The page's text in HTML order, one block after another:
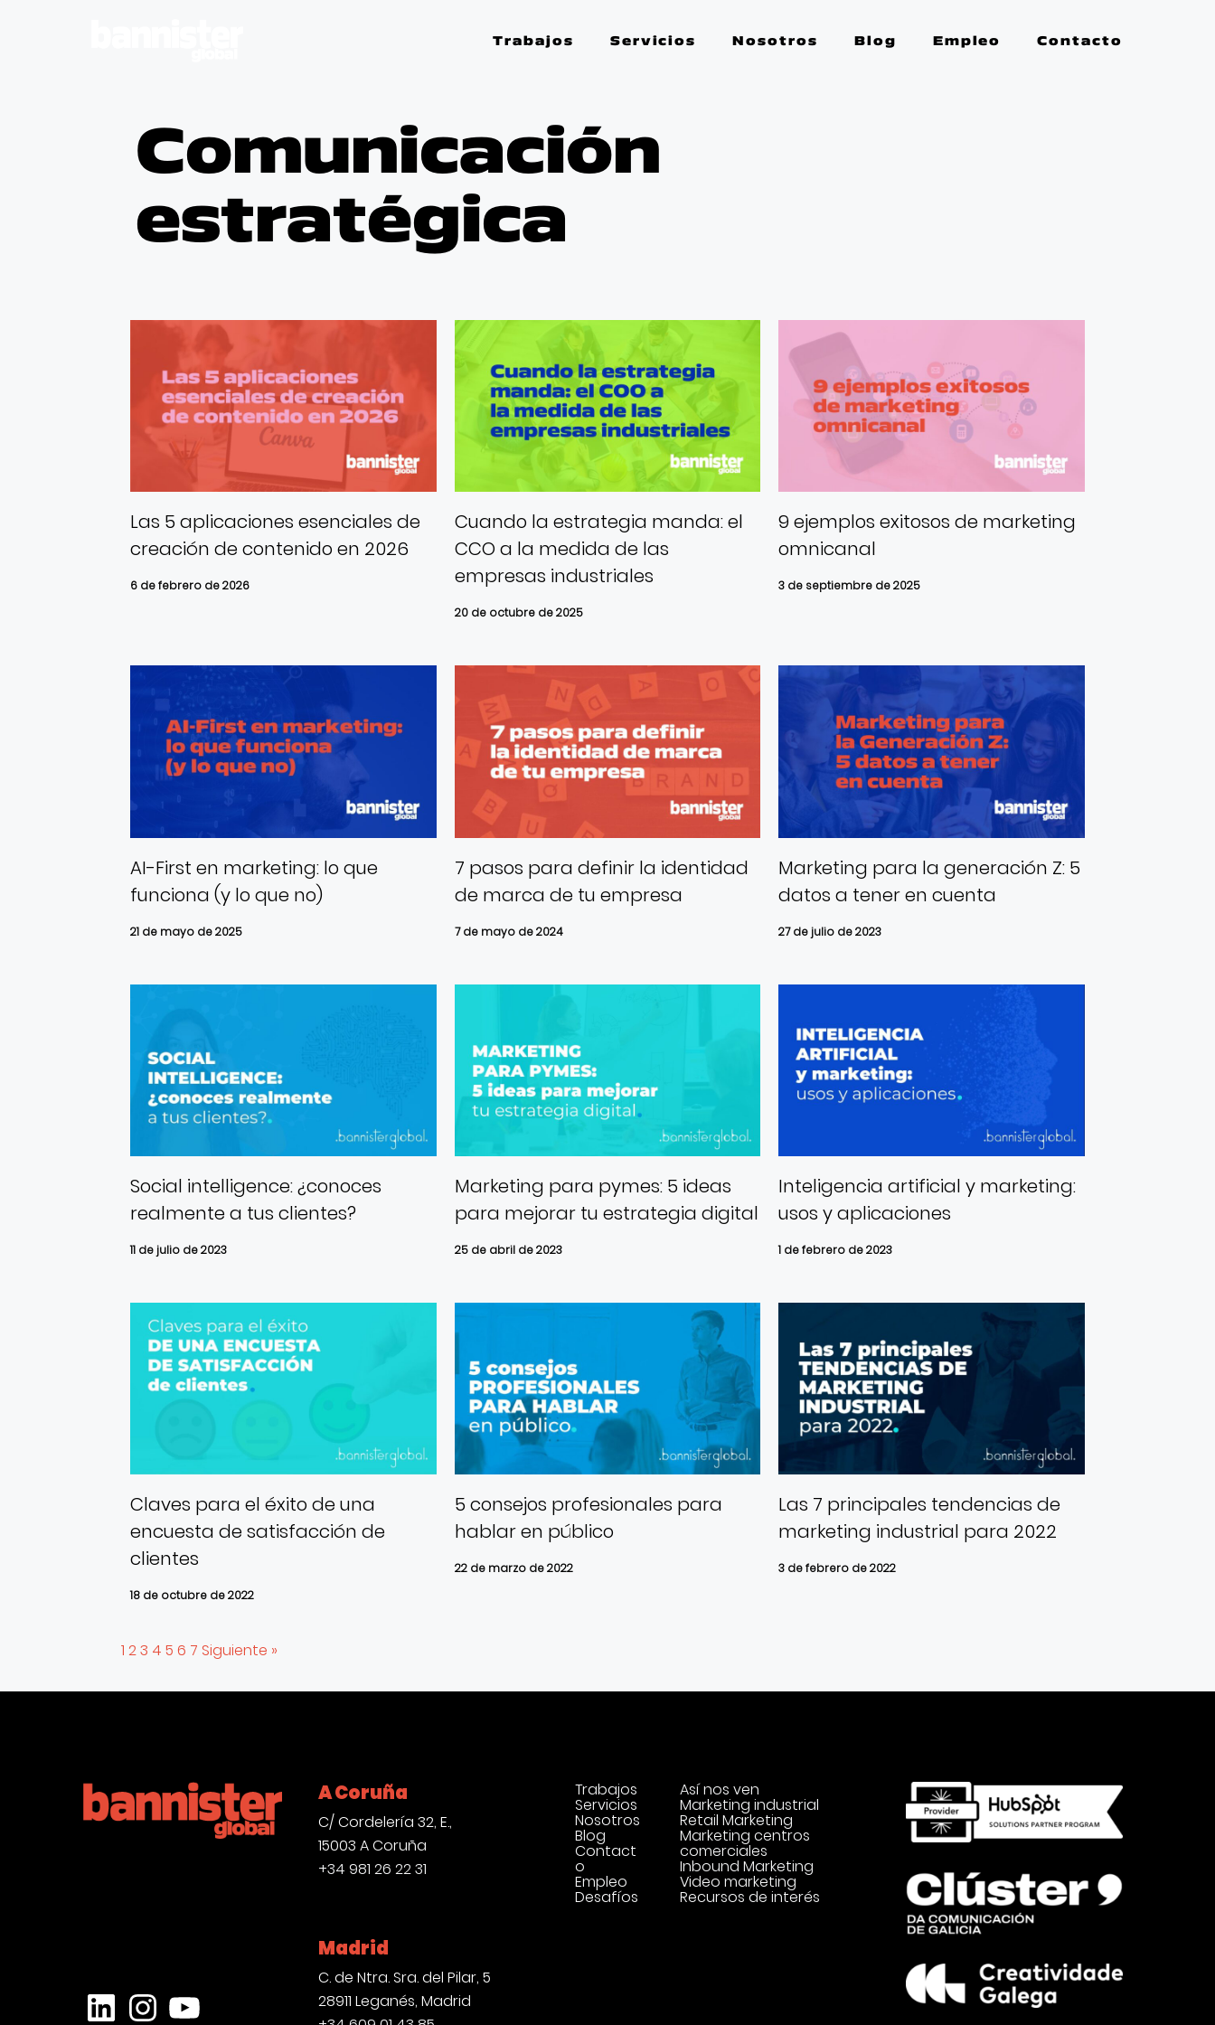
Trabajos Servicios Nosotros Blog Empleo Contacto
Comunicación
estratégica
Las 5 aplicaciones esenciales de
creación de contenido en 2026
6 de febrero de 2026
Cuando la estrategia manda: el
CCO a la medida de las
empresas industriales
20 de octubre de 2025
9 ejemplos exitosos de marketing
omnicanal
3 de septiembre de 2025
AI-First en marketing: lo que
funciona (y lo que no)
21 de mayo de 2025
7 pasos para definir la identidad
de marca de tu empresa
7 de mayo de 2024
Marketing para la generación Z: 5
datos a tener en cuenta
27 de julio de 2023
Social intelligence: ¿conoces
realmente a tus clientes?
11 de julio de 2023
Marketing para pymes: 5 ideas
para mejorar tu estrategia digital
25 de abril de 2023
Inteligencia artificial y marketing:
usos y aplicaciones
1 de febrero de 2023
Claves para el éxito de una
encuesta de satisfacción de
clientes
18 de octubre de 2022
5 consejos profesionales para
hablar en público
22 de marzo de 2022
Las 7 principales tendencias de
marketing industrial para 2022
3 de febrero de 2022
1 23 4 5 6 7 Siguiente »
LinkedIn Instagram YouTube
A Coruña
C/ Cordelería 32, E.,
15003 A Coruña
+34 981 26 22 31
Madrid
C. de Ntra. Sra. del Pilar, 5
28911 Leganés, Madrid
Trabajos
Servicios
Nosotros
Blog
Contact
o
Empleo
Desafíos
Así nos ven
Marketing industrial
Retail Marketing
Marketing centros
comerciales
Inbound Marketing
Video marketing
Recursos de interés